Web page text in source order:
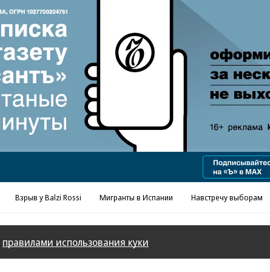
Реклама в «Ъ» www.kommersant.ru/ad
Взрыв у Balzi Rossi Мигранты в Испании Навстречу выборам
правилами использования куки